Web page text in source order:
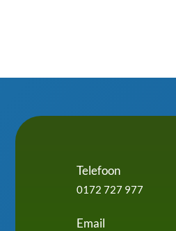
Telefoon
0172 727 977
Email